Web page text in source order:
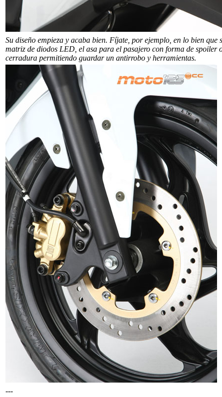
Su diseño empieza y acaba bien. Fíjate, por ejemplo, en lo bien
matriz de diodos LED, el asa para el pasajero con forma de spoiler
cerradura permitiendo guardar un antirrobo y herramientas.
---